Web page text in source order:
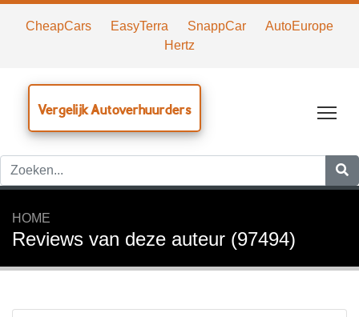
CheapCars EasyTerra SnappCar
AutoEurope
Hertz
Vergelijk Autoverhuurders
HOME
Reviews van deze auteur (97494)